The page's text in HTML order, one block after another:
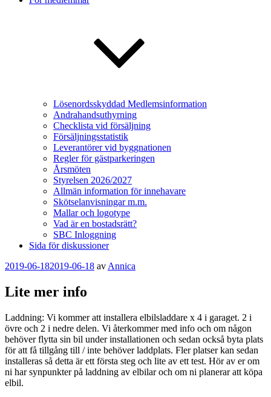
Lösenordsskyddad Medlemsinformation
Andrahandsuthyrning
Checklista vid försäljning
Försäljningsstatistik
Leverantörer vid byggnationen
Regler för gästparkeringen
Årsmöten
Styrelsen 2026/2027
Allmän information för innehavare
Skötselanvisningar m.m.
Mallar och logotype
Vad är en bostadsrätt?
SBC Inloggning
Sida för diskussioner
Publicerat
2019-06-182019-06-18 av Annica
Lite mer info
Laddning: Vi kommer att installera elbilsladdare x 4 i garaget. 2 i
övre och 2 i nedre delen. Vi återkommer med info och om någon
behöver flytta sin bil under installationen och sedan också byta plats
för att få tillgång till / inte behöver laddplats. Fler platser kan sedan
installeras så detta är ett första steg och lite av ett test. Hör av er om
ni har synpunkter på laddning av elbilar och om ni planerar att köpa
elbil.